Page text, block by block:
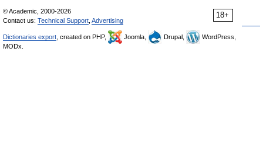
18+
© Academic, 2000-2026
Contact us: Technical Support Advertising
Dictionaries export , created on PHP, Joomla, Drupal,
WordPress,
MODx.